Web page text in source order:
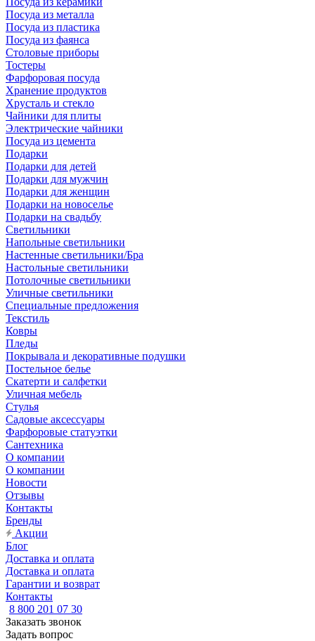
Посуда из металла
Посуда из пластика
Посуда из фаянса
Столовые приборы
Тостеры
Фарфоровая посуда
Хранение продуктов
Хрусталь и стекло
Чайники для плиты
Электрические чайники
Посуда из цемента
Подарки
Подарки для детей
Подарки для мужчин
Подарки для женщин
Подарки на новоселье
Подарки на свадьбу
Светильники
Напольные светильники
Настенные светильники/Бра
Настольные светильники
Потолочные светильники
Уличные светильники
Специальные предложения
Текстиль
Ковры
Пледы
Покрывала и декоративные подушки
Постельное белье
Скатерти и салфетки
Уличная мебель
Стулья
Садовые аксессуары
Фарфоровые статуэтки
Сантехника
О компании
О компании
Новости
Отзывы
Контакты
Бренды
Акции
Блог
Доставка и оплата
Доставка и оплата
Гарантии и возврат
Контакты
8 800 201 07 30
Заказать звонок
Задать вопрос